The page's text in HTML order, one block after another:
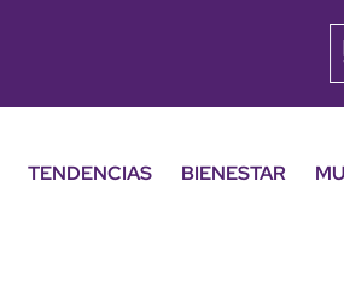
TENDENCIAS BIENESTAR